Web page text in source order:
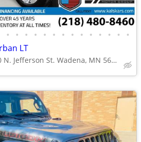
• • • • • • • • • • • • • •
LT
1000 N. Jefferson St. Wadena, MN 56482